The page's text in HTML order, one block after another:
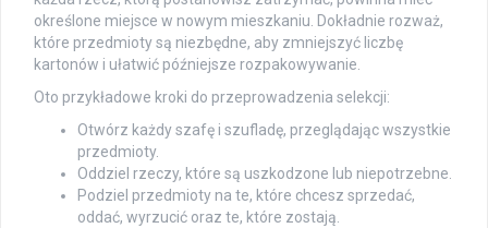
określone miejsce w nowym mieszkaniu. Dokładnie rozważ,
które przedmioty są niezbędne, aby zmniejszyć liczbę
kartonów i ułatwić późniejsze rozpakowywanie.
Oto przykładowe kroki do przeprowadzenia selekcji:
Otwórz każdy szafę i szufladę, przeglądając wszystkie
przedmioty.
Oddziel rzeczy, które są uszkodzone lub niepotrzebne.
Podziel przedmioty na te, które chcesz sprzedać,
oddać, wyrzucić oraz te, które zostają.